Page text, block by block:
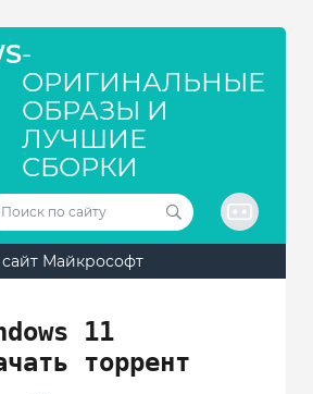
-
ОРИГИНАЛЬНЫЕ
ОБРАЗЫ И
ЛУЧШИЕ
СБОРКИ
Майкрософт
11
торрент